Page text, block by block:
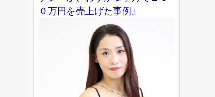
０万円を売上げた事例』